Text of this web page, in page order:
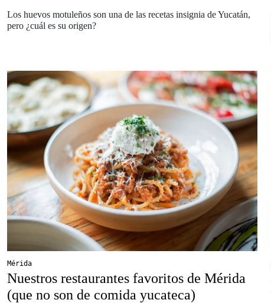
Los huevos motuleños son una de las recetas insignia de Yucatán,
pero ¿cuál es su origen?
Mérida
Nuestros restaurantes favoritos de Mérida
(que no son de comida yucateca)